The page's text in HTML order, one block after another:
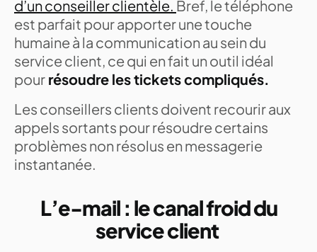
d’un conseiller clientèle. Bref, le téléphone
est parfait pour apporter une touche
humaine à la communication au sein du
service client, ce qui en fait un outil idéal
pour résoudre les tickets compliqués.
Les conseillers clients doivent recourir aux
appels sortants pour résoudre certains
problèmes non résolus en messagerie
instantanée.
L’e-mail : le canal froid du
service client